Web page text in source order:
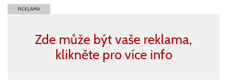
REKLAMA
Zde může být vaše reklama,
klikněte pro více info